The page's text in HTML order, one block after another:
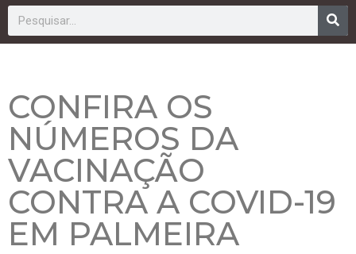
CONFIRA OS
NÚMEROS DA
VACINAÇÃO
CONTRA A COVID-19
EM PALMEIRA